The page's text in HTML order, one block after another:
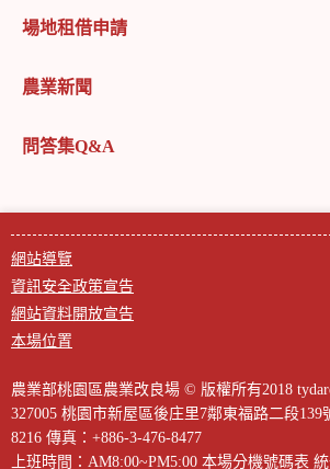
場地租借申請
農業新聞
問答集Q&A
網站導覽
資訊安全政策宣告
網站資料開放宣告
本場位置
農業部桃園區農業改良場 © 版權所有2018
327005 桃園市新屋區後庄里7鄰東福路二段139
8216 傳真：+886-3-476-8477
上班時間：AM8:00~PM5:00 本場分機號碼表